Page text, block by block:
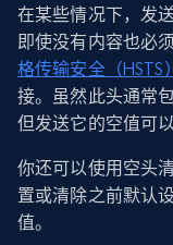
在某些情况下，发
即使没有内容也必
格传输安全（HSTS
接。虽然此头通常
但发送它的空值可
你还可以使用空头
置或清除之前默认
值。